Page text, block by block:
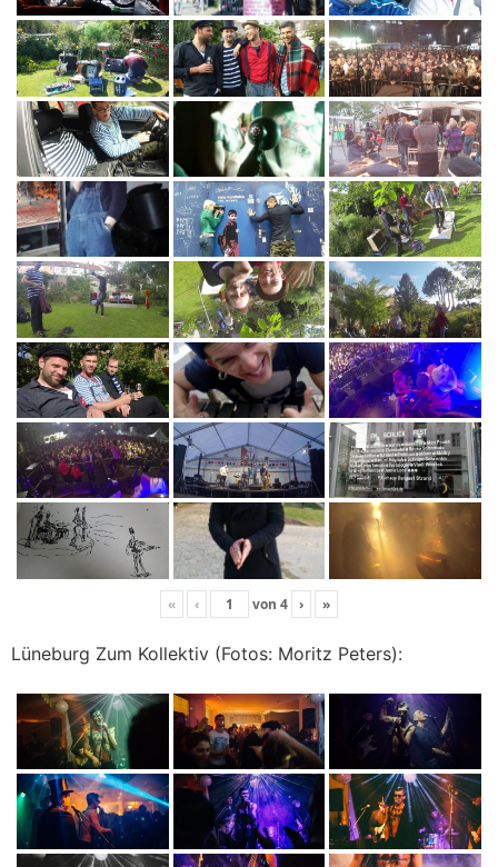
« ‹ von 4 › »
Lüneburg Zum Kollektiv (Fotos: Moritz Peters):